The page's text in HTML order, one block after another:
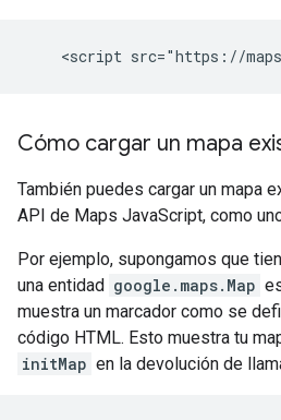
Cómo cargar un mapa
También puedes cargar un mapa
API de Maps JavaScript, como
Por ejemplo, supongamos que
una entidad google.maps.Map
muestra un marcador como se
código HTML. Esto muestra tu
initMap en la devolución de